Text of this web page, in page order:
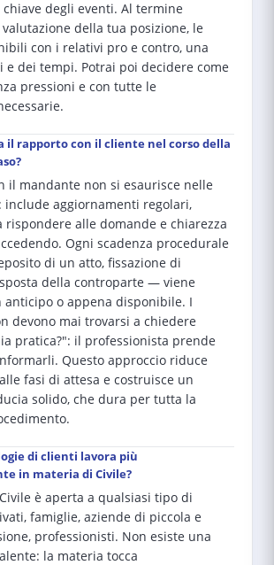
degli eventi. Al termine
della tua posizione, le
con i relativi pro e contro, una
e dei tempi. Potrai poi decidere come
pressioni e con tutte le
il rapporto con il cliente nel corso della
il mandante non si esaurisce nelle
include aggiornamenti regolari,
alle domande e chiarezza
Ogni scadenza procedurale
di un atto, fissazione di
della controparte — viene
anticipo o appena disponibile. I
devono mai trovarsi a chiedere
pratica?": il professionista prende
Questo approccio riduce
fasi di attesa e costruisce un
solido, che dura per tutta la
di clienti lavora più
in materia di Civile?
è aperta a qualsiasi tipo di
famiglie, aziende di piccola e
professionisti. Non esiste una
la materia tocca